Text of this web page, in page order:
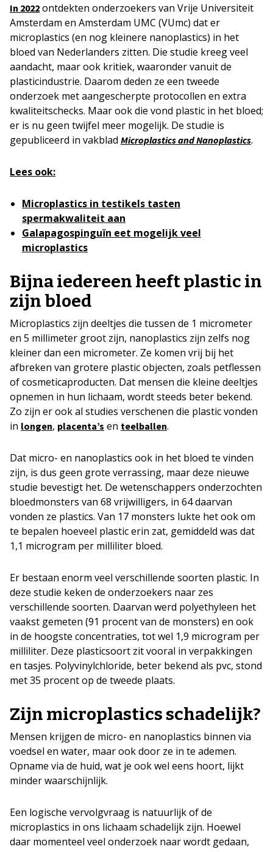
In 2022 ontdekten onderzoekers van Vrije Universiteit
Amsterdam en Amsterdam UMC (VUmc) dat er
microplastics (en nog kleinere nanoplastics) in het
bloed van Nederlanders zitten. Die studie kreeg veel
aandacht, maar ook kritiek, waaronder vanuit de
plasticindustrie. Daarom deden ze een tweede
onderzoek met aangescherpte protocollen en extra
kwaliteitschecks. Maar ook die vond plastic in het bloed;
er is nu geen twijfel meer mogelijk. De studie is
gepubliceerd in vakblad Microplastics and Nanoplastics.
Lees ook:
Microplastics in testikels tasten
spermakwaliteit aan
Galapagospinguïn eet mogelijk veel
microplastics
Bijna iedereen heeft plastic in
zijn bloed
Microplastics zijn deeltjes die tussen de 1 micrometer
en 5 millimeter groot zijn, nanoplastics zijn zelfs nog
kleiner dan een micrometer. Ze komen vrij bij het
afbreken van grotere plastic objecten, zoals petflessen
of cosmeticaproducten. Dat mensen die kleine deeltjes
opnemen in hun lichaam, wordt steeds beter bekend.
Zo zijn er ook al studies verschenen die plastic vonden
in longen, placenta’s en teelballen.
Dat micro- en nanoplastics ook in het bloed te vinden
zijn, is dus geen grote verrassing, maar deze nieuwe
studie bevestigt het. De wetenschappers onderzochten
bloedmonsters van 68 vrijwilligers, in 64 daarvan
vonden ze plastics. Van 17 monsters lukte het ook om
te bepalen hoeveel plastic erin zat, gemiddeld was dat
1,1 microgram per milliliter bloed.
Er bestaan enorm veel verschillende soorten plastic. In
deze studie keken de onderzoekers naar zes
verschillende soorten. Daarvan werd polyethyleen het
vaakst gemeten (91 procent van de monsters) en ook
in de hoogste concentraties, tot wel 1,9 microgram per
milliliter. Deze plasticsoort zit vooral in verpakkingen
en tasjes. Polyvinylchloride, beter bekend als pvc, stond
met 35 procent op de tweede plaats.
Zijn microplastics schadelijk?
Mensen krijgen de micro- en nanoplastics binnen via
voedsel en water, maar ook door ze in te ademen.
Opname via de huid, wat je ook wel eens hoort, lijkt
minder waarschijnlijk.
Een logische vervolgvraag is natuurlijk of de
microplastics in ons lichaam schadelijk zijn. Hoewel
daar momenteel veel onderzoek naar wordt gedaan,